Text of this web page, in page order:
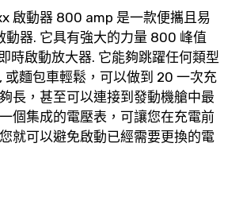
啟動器 800 amp 是一款便攜且易
動器. 它具有強大的力量 800 峰值
時啟動放大器. 它能夠跳躍任何類型
或麵包車輕鬆，可以做到 20 一次充
長，甚至可以連接到發動機艙中最
個集成的電壓表，可讓您在充電前
就可以避免啟動已經需要更換的電